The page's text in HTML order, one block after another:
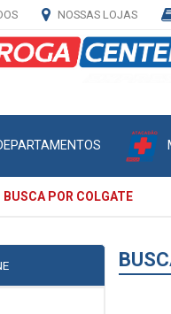
NOSSAS LOJAS
BUSCA POR COLGATE